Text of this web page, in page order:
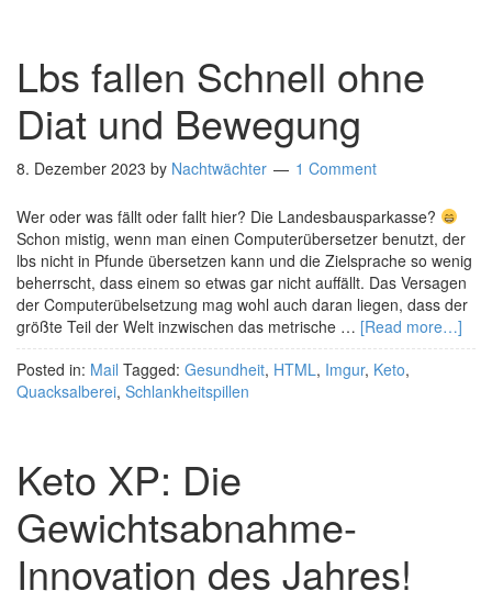
Lbs fallen Schnell ohne
Diat und Bewegung
8. Dezember 2023 by Nachtwächter 1 Comment
Wer oder was fällt oder fallt hier? Die Landesbausparkasse?
Schon mistig, wenn man einen Computerübersetzer benutzt, der
lbs nicht in Pfunde übersetzen kann und die Zielsprache so wenig
beherrscht, dass einem so etwas gar nicht auffällt. Das Versagen
der Computerübelsetzung mag wohl auch daran liegen, dass der
größte Teil der Welt inzwischen das metrische … [Read more…]
Posted in: Mail Tagged: Gesundheit, HTML, Imgur, Keto,
Quacksalberei, Schlankheitspillen
Keto XP: Die
Gewichtsabnahme-
Innovation des Jahres!